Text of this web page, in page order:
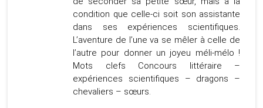
condition que celle-ci soit son assistante
dans ses expériences scientifiques.
L’aventure de l’une va se mêler à celle de
l’autre pour donner un joyeu méli-mélo !
Mots clefs Concours littéraire –
expériences scientifiques – dragons –
chevaliers – sœurs.